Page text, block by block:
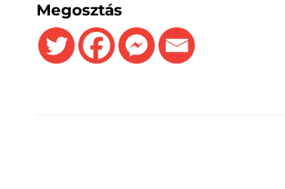
Megosztás